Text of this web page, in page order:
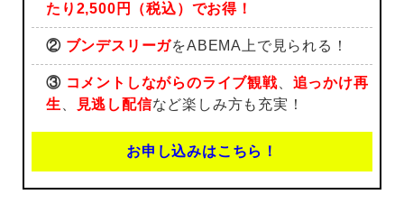
たり2,500円（税込）でお得！
② ブンデスリーガをABEMA上で見られる！
③ コメントしながらのライブ観戦、 追っかけ再
生
見逃し配信など楽しみ方も充実！
お申し込みはこちら！